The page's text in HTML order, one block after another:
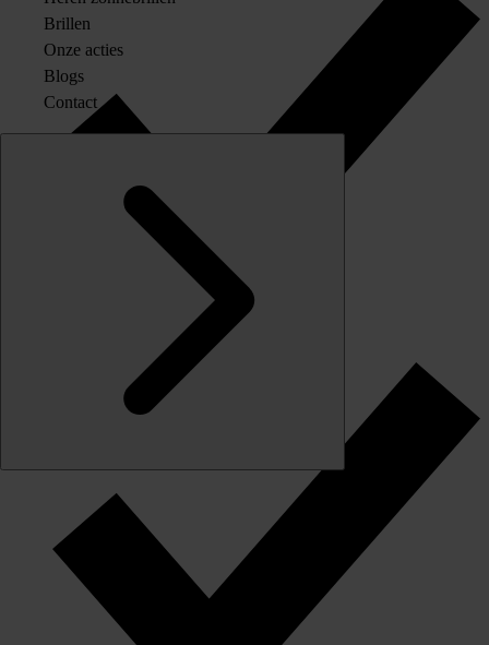
Originele merkglazen op sterkte
Brillen
Onze acties
Blogs
Contact